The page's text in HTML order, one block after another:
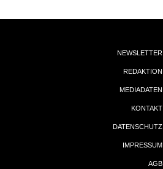
NEWSLETTER
REDAKTION
MEDIADATEN
KONTAKT
DATENSCHUTZ
IMPRESSUM
AGB